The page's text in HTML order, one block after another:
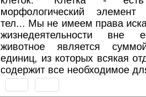
морфологический
тел... Мы не имеем права
жизнедеятельности вне
животное является
единиц, из которых всякая
содержит все необходимое